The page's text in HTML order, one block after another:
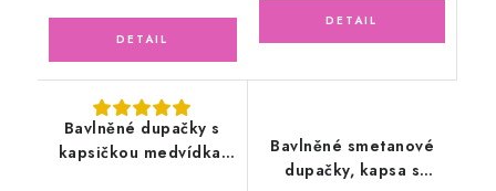
Bavlněné dupačky s
kapsičkou medvídka,
Bavlněné smetanové
dupačky, kapsa s